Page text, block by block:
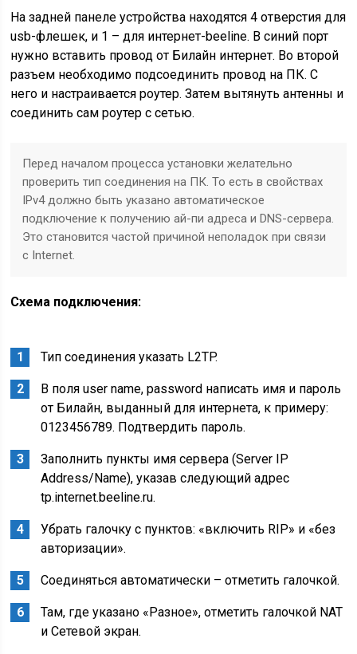
На задней панеле устройства находятся 4 отверстия для
usb-флешек, и 1 – для интернет-beeline. В синий порт
нужно вставить провод от Билайн интернет. Во второй
разъем необходимо подсоединить провод на ПК. С
него и настраивается роутер. Затем вытянуть антенны и
соединить сам роутер с сетью.
Перед началом процесса установки желательно
проверить тип соединения на ПК. То есть в свойствах
IPv4 должно быть указано автоматическое
подключение к получению ай-пи адреса и DNS-сервера.
Это становится частой причиной неполадок при связи
с Internet.
Схема подключения:
Тип соединения указать L2TP.
В поля user name, password написать имя и пароль
от Билайн, выданный для интернета, к примеру:
0123456789. Подтвердить пароль.
Заполнить пункты имя сервера (Server IP
Address/Name), указав следующий адрес
tp.internet.beeline.ru.
Убрать галочку с пунктов: «включить RIP» и «без
авторизации».
Соединяться автоматически – отметить галочкой.
Там, где указано «Разное», отметить галочкой NAT
и Сетевой экран.